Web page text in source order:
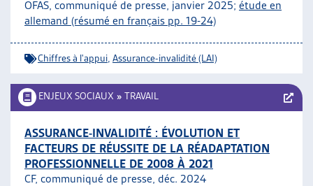
OFAS, communiqué de presse, janvier 2025; étude en
allemand (résumé en français pp. 19-24)
Chiffres à l'appui Assurance-invalidité (LAI)
ENJEUX SOCIAUX » TRAVAIL
ASSURANCE-INVALIDITÉ : ÉVOLUTION ET
FACTEURS DE RÉUSSITE DE LA RÉADAPTATION
PROFESSIONNELLE DE 2008 À 2021
CF, communiqué de presse, déc. 2024